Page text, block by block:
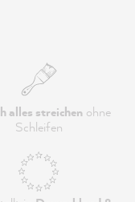
alles streichen ohne
Schleifen